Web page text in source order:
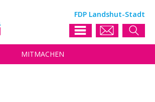
FDP Landshut-Stadt
MITMACHEN